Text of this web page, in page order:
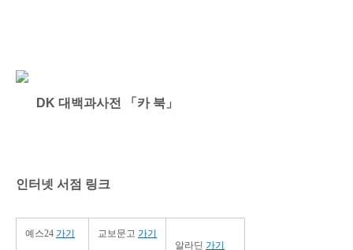
DK 대백과사전 「카 북」
인터넷 서점 링크
예스24 가기 교보문고 가기
알라딘 가기